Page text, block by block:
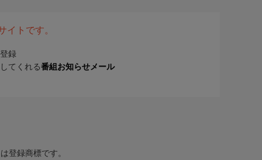
イトです。
録
てくれる番組お知らせメール
登録商標です。